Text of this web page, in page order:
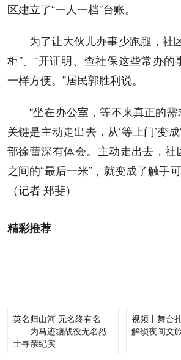
区建立了“一人一档”台账。
为了让大伙儿办事少跑腿，社
柜”。“开证明、查社保这些常办的
一样方便。”居民郭胜利说。
“坐在办公室，等不来真正的需
关键是主动走出去，从‘等上门’变成
部徐蕾深有体会。主动走出去，
之间的“最后一米”，就变成了触手可
（记者 郑斐）
精彩推荐
英名归山河 无名终有名
——为马迹塘战役无名烈
士寻亲纪实
视频丨舞台
解锁夜间文